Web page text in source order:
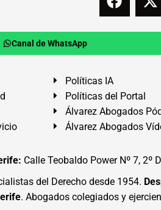
Canal de WhatsApp
Políticas IA
Políticas del Portal
Álvarez Abogados
Álvarez Abogados
Calle Teobaldo Power Nº 7, 2º
del Derecho desde 1954.
. Abogados colegiados y